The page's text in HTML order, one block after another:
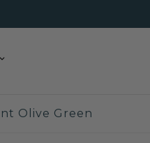
Olive Green